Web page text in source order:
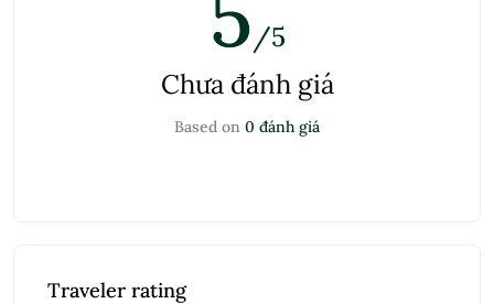
/5
Chưa đánh giá
Based on 0 đánh giá
Traveler rating